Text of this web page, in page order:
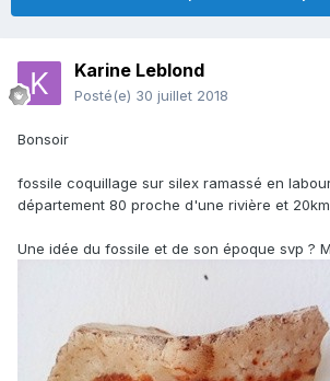
Karine Leblond
Posté(e) 30 juillet 2018
Bonsoir
fossile coquillage sur silex ramassé en
département 80 proche d'une rivière et
Une idée du fossile et de son époque svp ?